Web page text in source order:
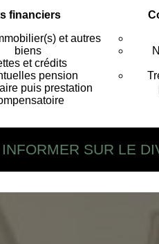
financiers
et autres
biens
et crédits
pension
puis prestation
SUR LE